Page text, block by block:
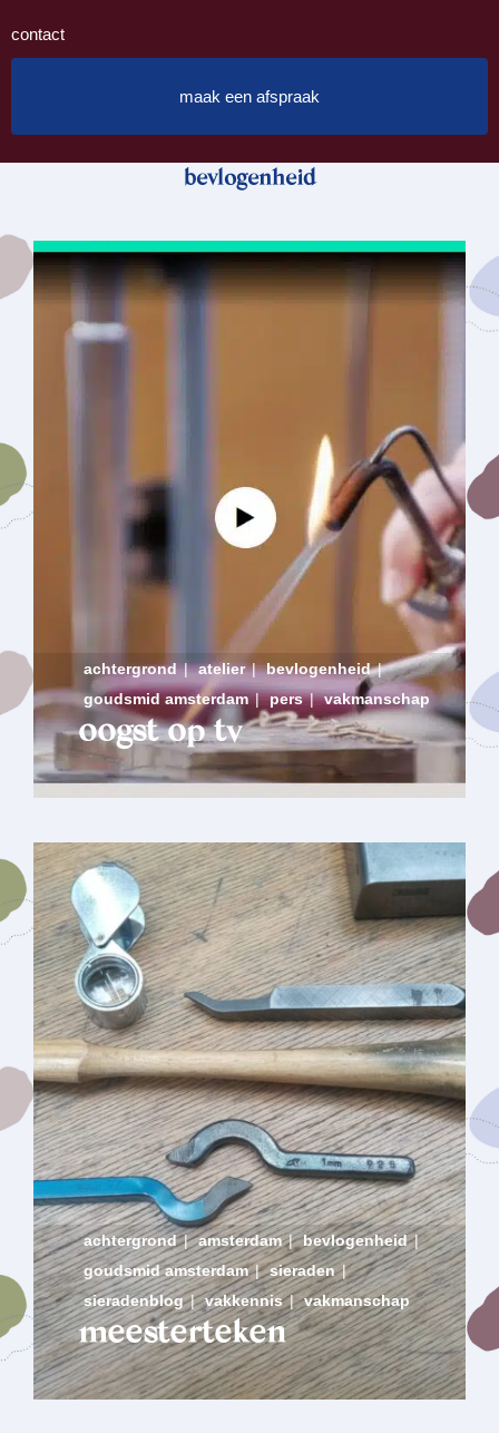
contact
maak een afspraak
bevlogenheid
achtergrond | atelier | bevlogenheid |
goudsmid amsterdam | pers | vakmanschap
oogst op tv
achtergrond | amsterdam | bevlogenheid |
goudsmid amsterdam | sieraden |
sieradenblog | vakkennis | vakmanschap
meesterteken